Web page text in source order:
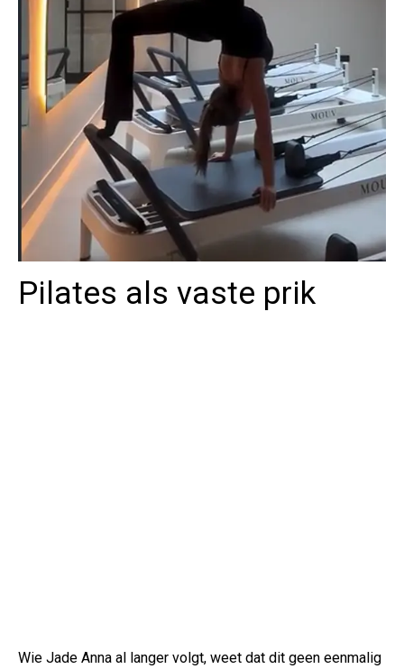
Pilates als vaste prik
Wie Jade Anna al langer volgt, weet dat dit geen eenmalig